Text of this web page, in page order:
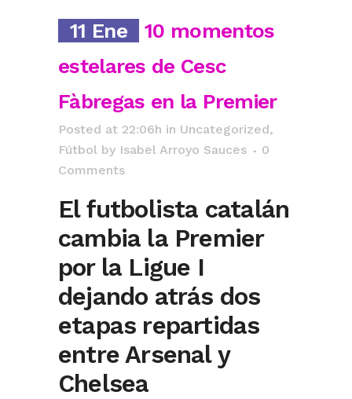
11 Ene
10 momentos
estelares de Cesc
Fàbregas en la Premier
Posted at 22:06h in Uncategorized,
Fútbol by Isabel Arroyo Sauces
0
Comments
El futbolista catalán
cambia la Premier
por la Ligue I
dejando atrás dos
etapas repartidas
entre Arsenal y
Chelsea